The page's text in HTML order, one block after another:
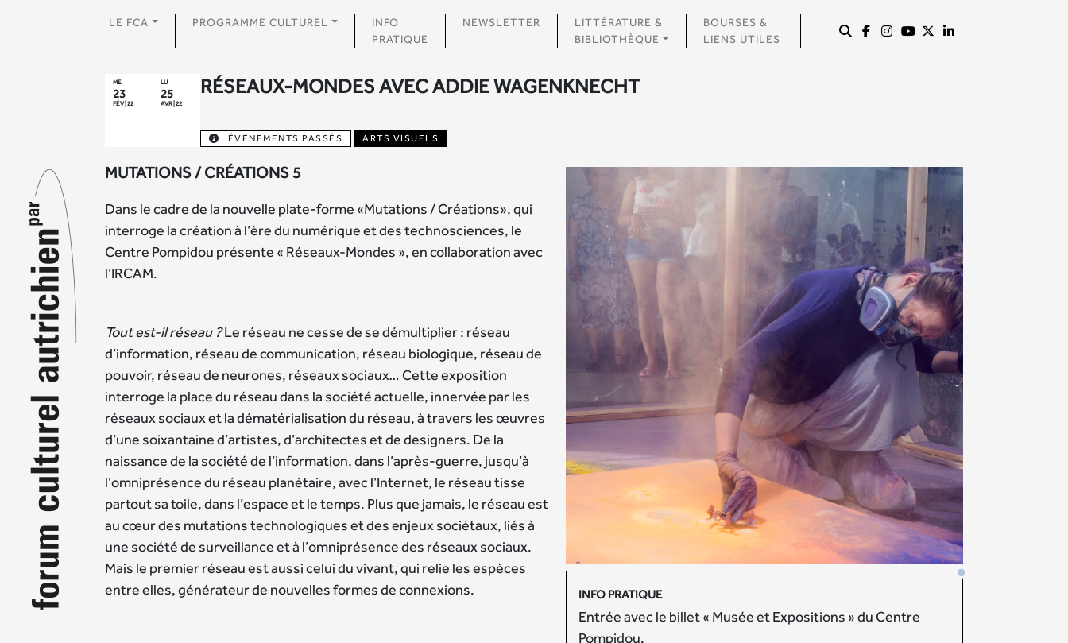
LE FCA PROGRAMME CULTUREL
INFO
PRATIQUE
NEWSLETTER
LITTÉRATURE &
BIBLIOTHÈQUE
BOURSES &
LIENS UTILES
ME
23
FÉV | 22
LU
25
AVR | 22
RÉSEAUX-MONDES AVEC ADDIE WAGENKNECHT
ÉVÉNEMENTS PASSÉS ARTS VISUELS
INFO PRATIQUE
Entrée avec le billet « Musée et Expositions » du Centre
Pompidou.
MUTATIONS / CRÉATIONS 5
Dans le cadre de la nouvelle plate-forme «Mutations / Créations», qui
interroge la création à l’ère du numérique et des technosciences, le
Centre Pompidou présente « Réseaux-Mondes », en collaboration avec
l’IRCAM.
Tout est-il réseau ?Le réseau ne cesse de se démultiplier : réseau
d’information, réseau de communication, réseau biologique, réseau de
pouvoir, réseau de neurones, réseaux sociaux… Cette exposition
interroge la place du réseau dans la société actuelle, innervée par les
réseaux sociaux et la dématérialisation du réseau, à travers les œuvres
d’une soixantaine d’artistes, d’architectes et de designers. De la
naissance de la société de l’information, dans l’après-guerre, jusqu’à
l’omniprésence du réseau planétaire, avec l’Internet, le réseau tisse
partout sa toile, dans l’espace et le temps. Plus que jamais, le réseau est
au cœur des mutations technologiques et des enjeux sociétaux, liés à
une société de surveillance et à l’omniprésence des réseaux sociaux.
Mais le premier réseau est aussi celui du vivant, qui relie les espèces
entre elles, générateur de nouvelles formes de connexions.